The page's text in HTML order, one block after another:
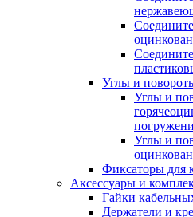
Углы и
Углы и
Углы и
Фиксаторы для
Аксессуары и
Гайки
Держатели и